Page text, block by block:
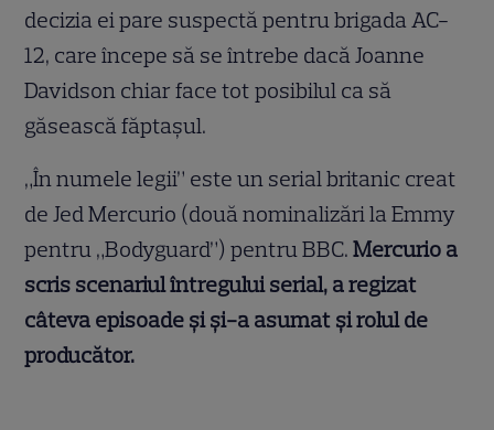
decizia ei pare suspectă pentru brigada AC-
12, care începe să se întrebe dacă Joanne
Davidson chiar face tot posibilul ca să
găsească făptașul.
„În numele legii” este un serial britanic creat
de Jed Mercurio (două nominalizări la Emmy
pentru „Bodyguard”) pentru BBC.Mercurio a
scris scenariul întregului serial, a regizat
câteva episoade și și-a asumat și rolul de
producător.